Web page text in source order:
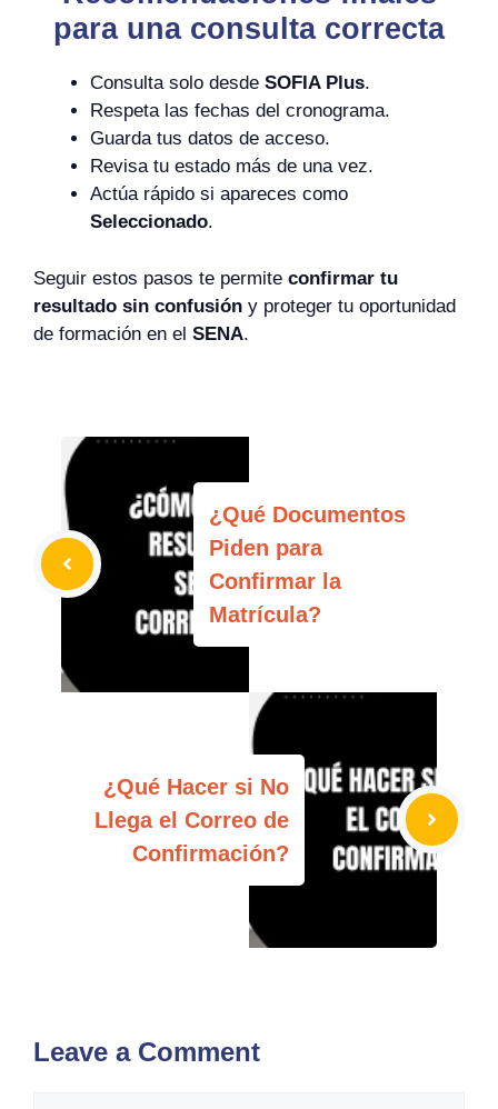
para una consulta correcta
Consulta solo desde SOFIA Plus.
Respeta las fechas del cronograma.
Guarda tus datos de acceso.
Revisa tu estado más de una vez.
Actúa rápido si apareces como
Seleccionado.
Seguir estos pasos te permite confirmar tu
resultado sin confusión y proteger tu oportunidad
de formación en el SENA.
¿Qué Documentos
Piden para
Confirmar la
Matrícula?
¿Qué Hacer si No
Llega el Correo de
Confirmación?
Leave a Comment